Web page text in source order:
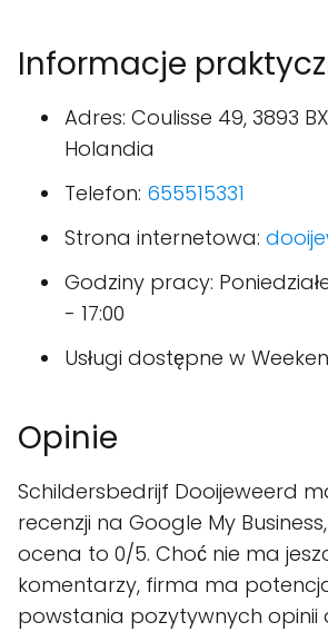
Informacje
Adres: Coulisse 49, 3893
Holandia
Telefon: 655515331
Strona internetowa:
Godziny pracy:
- 17:00
Usługi dostępne w
Opinie
Schildersbedrijf Dooijeweerd
recenzji na Google My
ocena to 0/5. Choć nie ma
komentarzy, firma ma
powstania pozytywnych opinii